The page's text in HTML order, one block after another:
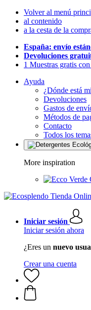
Volver al menú
al contenido
a la cesta de la
España: envío
Devoluciones
1 Muestras gratis
Ayuda
¿Dónde está
Devoluciones
Gastos de
Métodos de
Contacto
Todos los
More inspiration
Iniciar sesión
Iniciar sesión ahora
¿Eres un nuevo
Crear una cuenta